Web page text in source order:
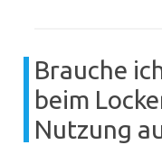
Brauche
beim
Nutzung